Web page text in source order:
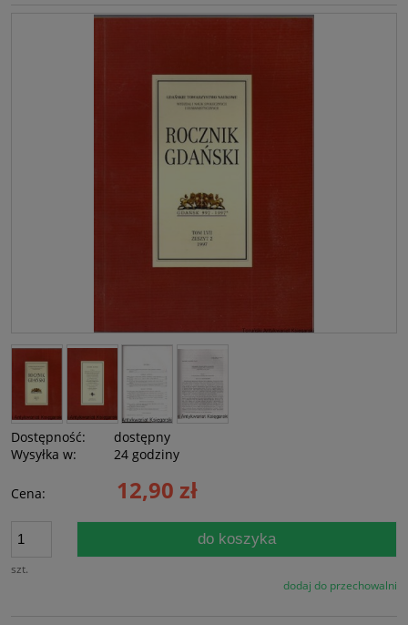
Dostępność:
dostępny
Wysyłka w:
24 godziny
Cena: 12,90 zł
szt.
do koszyka
dodaj do przechowalni